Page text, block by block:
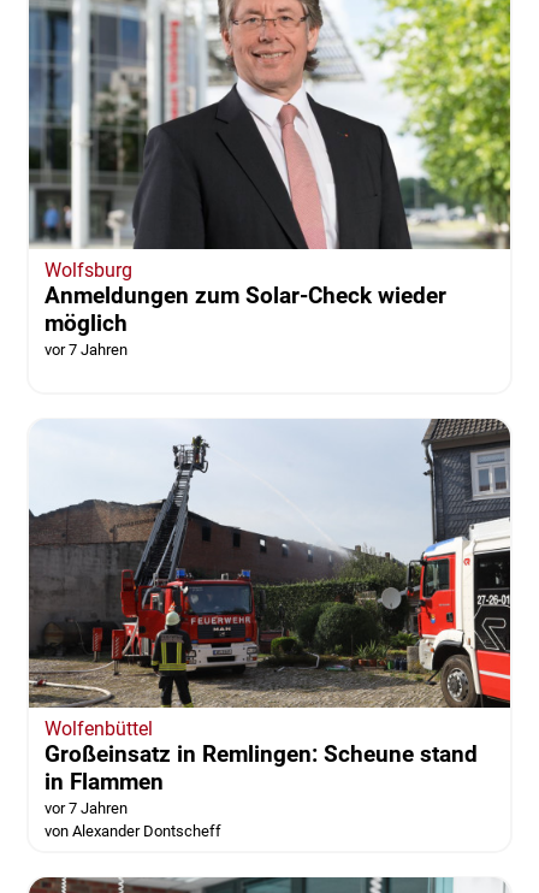
Wolfsburg
Anmeldungen zum Solar-Check wieder
möglich
vor 7 Jahren
Wolfenbüttel
Großeinsatz in Remlingen: Scheune stand
in Flammen
vor 7 Jahren
von Alexander Dontscheff